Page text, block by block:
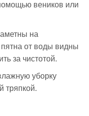
веников или
на
от воды видны
за чистотой.
уборку
тряпкой.